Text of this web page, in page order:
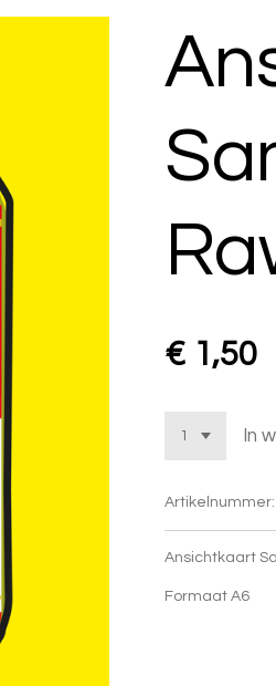
€ 1,50
In
Artikelnummer:
Ansichtkaart
Formaat A6